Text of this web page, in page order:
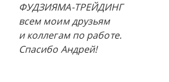
ФУДЗИЯМА-ТРЕЙДИНГ
всем моим друзьям
и коллегам по работе.
Спасибо Андрей!